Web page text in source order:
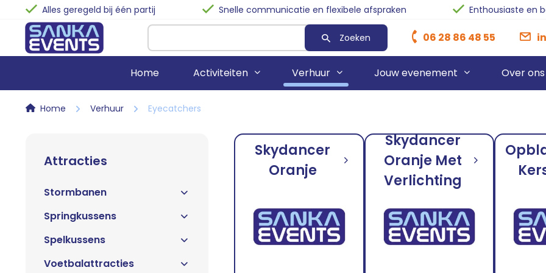
Alles geregeld bij één partij Snelle communicatie en flexibele afspraken Enthousiaste en
Zoeken 06 28 86 48 55
Home Activiteiten Verhuur
Springkussens
Voetbalattracties
Bubble-Voetbal
Buffettafels
Klaptafels
Zitzakken
Heaters
Ventilatorkachel
Stroomaggregaten
Blowers
Zwarte Lopers
Afzetpaaltjes
Afzetkoorden
Pipe & Drape
Jouw evenement Over ons
Sanka
Sanka
Sanka
Home Verhuur Eyecatchers
Attracties
Stormbanen
Springkussens
Spelkussens
Voetbalattracties
Skydancer
Oranje
Skydancer
Oranje Met
Verlichting